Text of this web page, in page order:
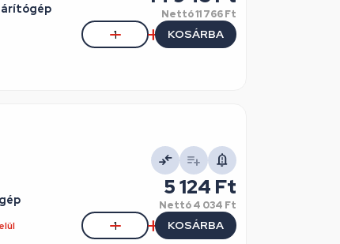
Nettó11 766 Ft
KOSÁRBA
5 124 Ft
Nettó4 034 Ft
KOSÁRBA